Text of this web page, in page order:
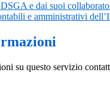
e dai suoi
e amministrativi
su questo servizio